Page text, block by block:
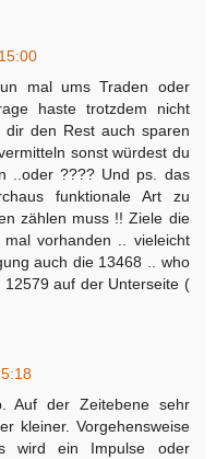
mal ums Traden oder
haste trotzdem nicht
den Rest auch sparen
sonst würdest du
..oder ???? Und ps. das
funktionale Art zu
zählen muss !! Ziele die
vorhanden .. vieleicht
auch die 13468 .. who
auf der Unterseite (
Auf der Zeitebene sehr
kleiner. Vorgehensweise
wird ein Impulse oder